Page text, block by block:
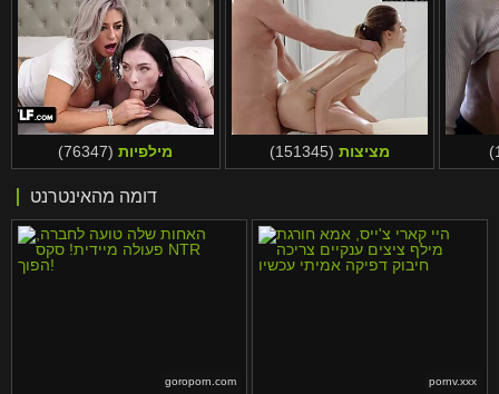
מילפיות (76347) מציצות (151345)
דומה מהאינטרנט
goroporn.com pornv.xxx